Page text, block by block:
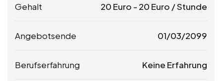
Gehalt 20 Euro - 20 Euro / Stunde
Angebotsende 01/03/2099
Berufserfahrung Keine Erfahrung